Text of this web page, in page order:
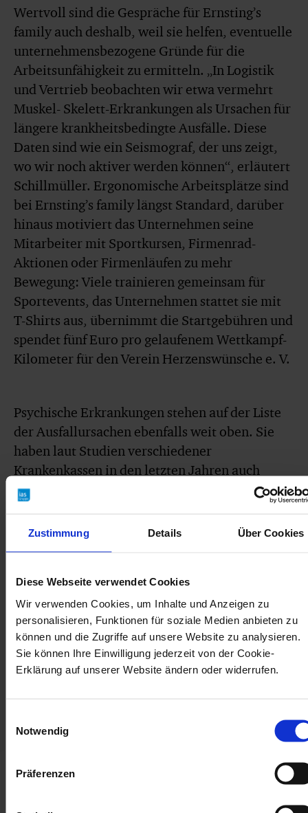
Zustimmung Details Über Cookies
Diese Webseite verwendet Cookies
Wir verwenden Cookies, um Inhalte und Anzeigen zu
personalisieren, Funktionen für soziale Medien anbieten zu
können und die Zugriffe auf unsere Website zu analysieren.
Sie können Ihre Einwilligung jederzeit von der Cookie-
Erklärung auf unserer Website ändern oder widerrufen.
Notwendig
Präferenzen
Wertvoll sind die Gespräche für Ernsting’s
family auch deshalb, weil sie helfen, eventuelle
unternehmensbezogene Gründe für die
Arbeitsunfähigkeit zu ermitteln. „In Logistik
und Vertrieb beobachten wir etwa vermehrt
Muskel- Skelett-Erkrankungen als Ursachen für
längere krankheitsbedingte Ausfälle. Diese
Daten sind wie ein Seismograf, der uns zeigt,
wo wir noch aktiver werden können“, erläutert
Schillmüller. Ergonomische Arbeitsplätze sind
bei Ernsting’s family längst Standard, darüber
hinaus motiviert das Unternehmen seine
Mitarbeiter mit Sportkursen, Firmenrad-
Aktionen oder Firmenläufen zu mehr
Bewegung: Viele trainieren gemeinsam für
Sportevents, das Unternehmen stattet sie mit
T-Shirts aus, übernimmt die Startgebühren und
spendet fünf Euro pro gelaufenem Wettkampf-
Kilometer für den Verein Herzenswünsche e. V.
Psychische Erkrankungen stehen auf der Liste
der Ausfallursachen ebenfalls weit oben. Sie
haben laut Studien verschiedener
Krankenkassen in den letzten Jahren auch
gesamtgesellschaftlich zugenommen.
Schritt diepsychische Gefährdungsbeurteilung
einführen. „BGM und BEM greifen ineinander.
kleineren Maßnahmen sind sie fester
Bestandteil unserer Unternehmenskultur“, ist
Schillmüller überzeugt.